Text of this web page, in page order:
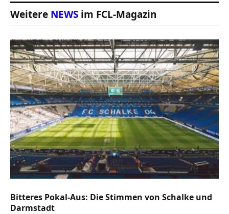
Weitere NEWS im FCL-Magazin
Bitteres Pokal-Aus: Die Stimmen von Schalke und
Darmstadt